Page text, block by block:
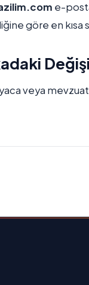
e-
göre en kısa
veya